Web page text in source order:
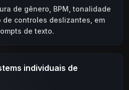
de gênero, BPM, tonalidade
de controles deslizantes, em
de texto.
individuais de